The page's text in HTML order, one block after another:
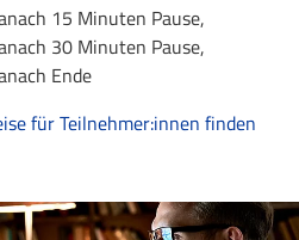
15 Minuten Pause,
30 Minuten Pause,
Ende
für Teilnehmer:innen finden